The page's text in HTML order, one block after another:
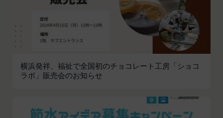
横浜発祥、福祉で全国初のチョコレート工房「ショコ
ラボ」販売会のお知らせ
承諾したものとします。
当社は取得した会員情報を下記の目的に利用するこ
とがあります。
本サービスへのログイン時における本人確認
メールマガジンおよび広告等の情報配信並びに
その成果確認
利用上の注意およびその他当社から会員に対す
当社の商品、サービス、ウェブサイト、コンテ